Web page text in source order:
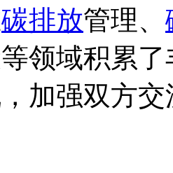
碳排放管理、
领域积累
加强双方